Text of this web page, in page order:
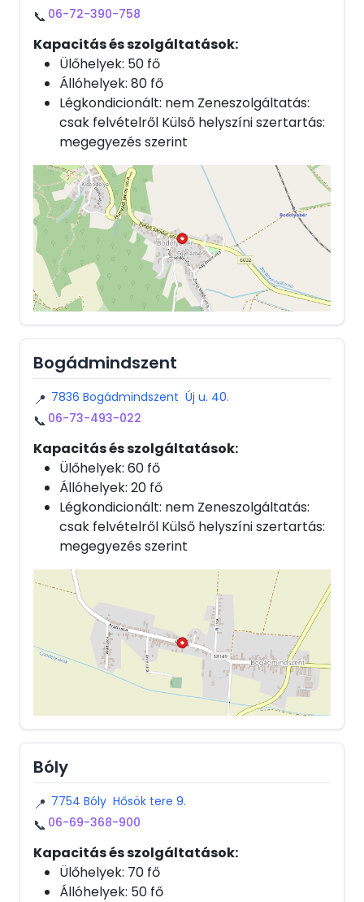
📞 06-72-390-758
Kapacitás és szolgáltatások:
Ülőhelyek: 50 fő
Állóhelyek: 80 fő
Légkondicionált: nem Zeneszolgáltatás:
csak felvételről Külső helyszíni szertartás:
megegyezés szerint
Bogádmindszent
📍 7836 Bogádmindszent Új u. 40.
📞 06-73-493-022
Kapacitás és szolgáltatások:
Ülőhelyek: 60 fő
Állóhelyek: 20 fő
Légkondicionált: nem Zeneszolgáltatás:
csak felvételről Külső helyszíni szertartás:
megegyezés szerint
Bóly
📍 7754 Bóly Hősök tere 9.
📞 06-69-368-900
Kapacitás és szolgáltatások:
Ülőhelyek: 70 fő
Állóhelyek: 50 fő